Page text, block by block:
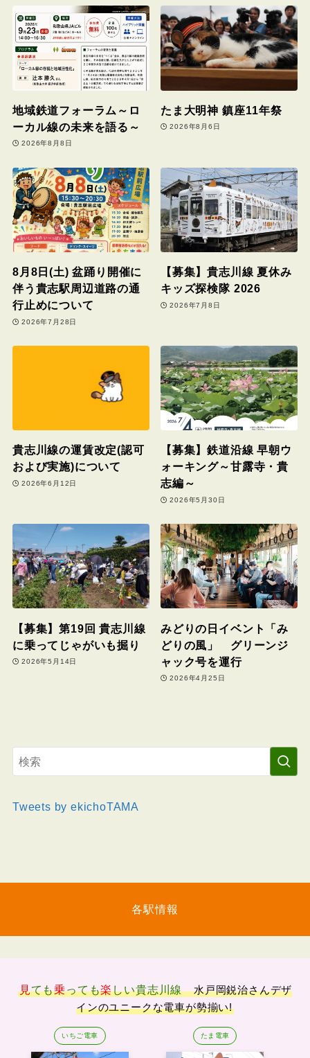
地域鉄道フォーラム～ロ
ーカル線の未来を語る～
2026年8月8日
たま大明神 鎮座11年祭
2026年8月6日
8月8日(土) 盆踊り開催に
伴う貴志駅周辺道路の通
行止めについて
2026年7月28日
【募集】貴志川線 夏休み
キッズ探検隊 2026
2026年7月8日
貴志川線の運賃改定(認可
および実施)について
2026年6月12日
【募集】鉄道沿線 早朝ウ
ォーキング～甘露寺・貴
志編～
2026年5月30日
【募集】第19回 貴志川線
に乗ってじゃがいも掘り
2026年5月14日
みどりの日イベント「み
どりの風」 グリーンジ
ャック号を運行
2026年4月25日
Tweets by ekichoTAMA
各駅情報
見ても乗っても楽しい貴志川線
水戸岡鋭治さんデザ
インのユニークな電車が勢揃い!
いちご電車 たま電車